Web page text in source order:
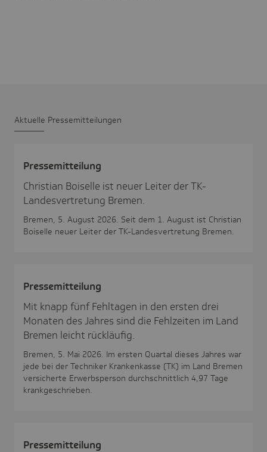
Aktu­elle Pres­se­mit­tei­lungen
Pres­se­mit­tei­lung
Christian Boiselle ist neuer Leiter der TK-
Landesvertretung Bremen.
Bremen, 5. August 2026. Seit dem 1. August ist Christian
Boiselle neuer Leiter der TK-Landesvertretung Bremen.
Pres­se­mit­tei­lung
Mit knapp fünf Fehltagen in den ersten drei
Monaten des Jahres sind die Fehlzeiten im Land
Bremen leicht rückläufig.
Bremen, 5. Mai 2026. Im ersten Quartal dieses Jahres war
jede bei der Techniker Krankenkasse (TK) im Land Bremen
versicherte Erwerbsperson durchschnittlich 4,97 Tage
krankgeschrieben.
Pres­se­mit­tei­lung